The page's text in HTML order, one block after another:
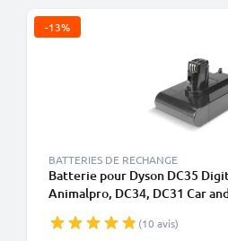
-13%
BATTERIES DE RECHANGE
Batterie pour Dyson DC35
Animalpro, DC34, DC31 Car
à encliqueter - de CELLONIC
(10 avis)